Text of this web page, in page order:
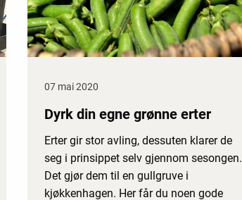
07 mai 2020
Dyrk din egne grønne erter
Erter gir stor avling, dessuten klarer de
seg i prinsippet selv gjennom sesongen.
Det gjør dem til en gullgruve i
kjøkkenhagen. Her får du noen gode